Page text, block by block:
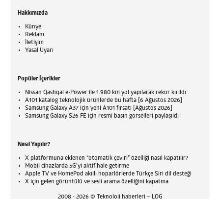
Hakkımızda
Künye
Reklam
İletişim
Yasal Uyarı
Popüler İçerikler
Nissan Qashqai e-Power ile 1.980 km yol yapılarak rekor kırıldı
A101 katalog teknolojik ürünlerde bu hafta [6 Ağustos 2026]
Samsung Galaxy A37 için yeni A101 fırsatı [Ağustos 2026]
Samsung Galaxy S26 FE için resmi basın görselleri paylaşıldı
Nasıl Yapılır?
X platformuna eklenen “otomatik çeviri” özelliği nasıl kapatılır?
Mobil cihazlarda 5G’yi aktif hale getirme
Apple TV ve HomePod akıllı hoparlörlerde Türkçe Siri dil desteği
X için gelen görüntülü ve sesli arama özelliğini kapatma
2008 - 2026 © Teknoloji haberleri – LOG